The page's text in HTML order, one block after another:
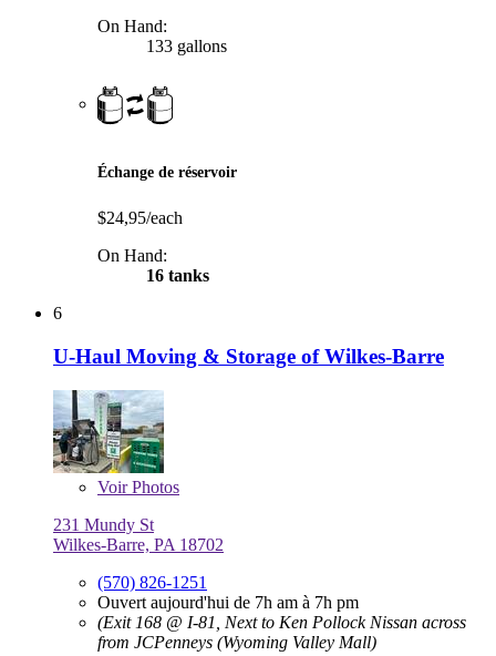
On Hand:
133 gallons
Échange de réservoir
$24,95/each
On Hand:
16 tanks
6
U-Haul Moving & Storage of Wilkes-Barre
VoirPhotos
231 Mundy St
Wilkes-Barre, PA 18702
(570) 826-1251
Ouvert aujourd'hui de 7h am à 7h pm
(Exit 168 @ I-81, Next to Ken Pollock Nissan across
from JCPenneys (Wyoming Valley Mall)